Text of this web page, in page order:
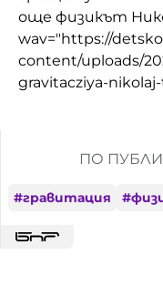
още физикът
wav="https://
content/uploads/
gravitacziya-
ПО
#гравитация #